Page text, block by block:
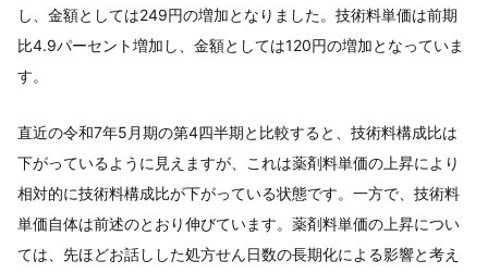
し、金額としては249円の増加となりました。技術料単価は前期
比4.9パーセント増加し、金額としては120円の増加となっていま
す。
直近の令和7年5月期の第4四半期と比較すると、技術料構成比は
下がっているように見えますが、これは薬剤料単価の上昇により
相対的に技術料構成比が下がっている状態です。一方で、技術料
単価自体は前述のとおり伸びています。薬剤料単価の上昇につい
ては、先ほどお話しした処方せん日数の長期化による影響と考え